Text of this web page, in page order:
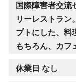
国際障害者交流
リーレストラン
プトにした、料
もちろん、カフ
休業日 なし